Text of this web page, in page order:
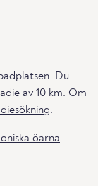
Du
av 10 km. Om
.
öarna.